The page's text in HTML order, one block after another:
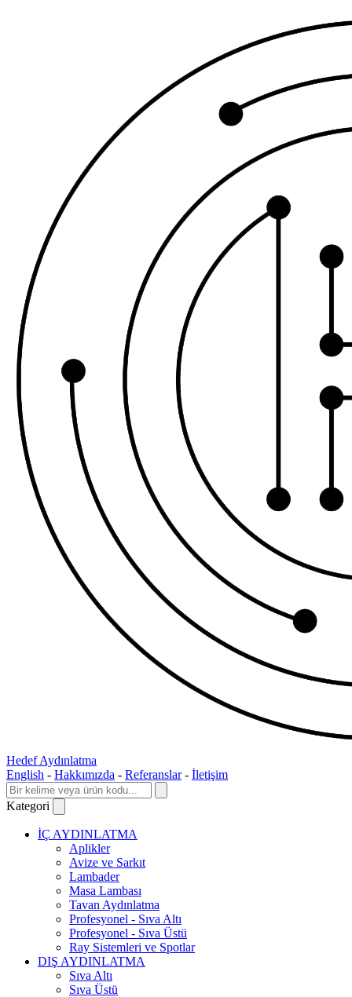
Hedef Aydınlatma
English - Hakkımızda - Referanslar - İletişim
Kategori
İÇ AYDINLATMA
Aplikler
Avize ve Sarkıt
Lambader
Masa Lambası
Tavan Aydınlatma
Profesyonel - Sıva Altı
Profesyonel - Sıva Üstü
Ray Sistemleri ve Spotlar
DIŞ AYDINLATMA
Sıva Altı
Sıva Üstü